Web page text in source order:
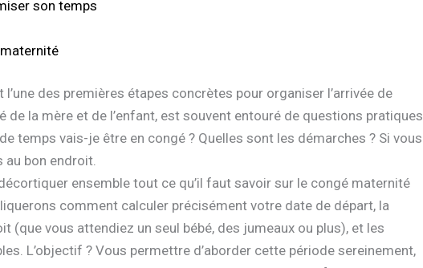
son temps
l’une des premières étapes concrètes pour organiser l’arrivée de
de la mère et de l’enfant, est souvent entouré de questions pratiques
temps vais-je être en congé ? Quelles sont les démarches ? Si vous
au bon endroit.
ensemble tout ce qu’il faut savoir sur le congé maternité
comment calculer précisément votre date de départ, la
(que vous attendiez un seul bébé, des jumeaux ou plus), et les
L’objectif ? Vous permettre d’aborder cette période sereinement,